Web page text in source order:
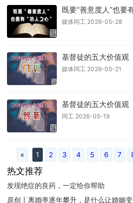
既要“善意度人”也要
媒体同工 2026-05-28
基督徒的五大价值观
媒体同工 2026-05-21
基督徒的五大价值观
同工 2026-05-19
« 1 2 3 4 5 6 7
热文推荐
发现绝症的良药，一定给你帮助
原创丨离婚率逐年攀升，是什么让婚姻